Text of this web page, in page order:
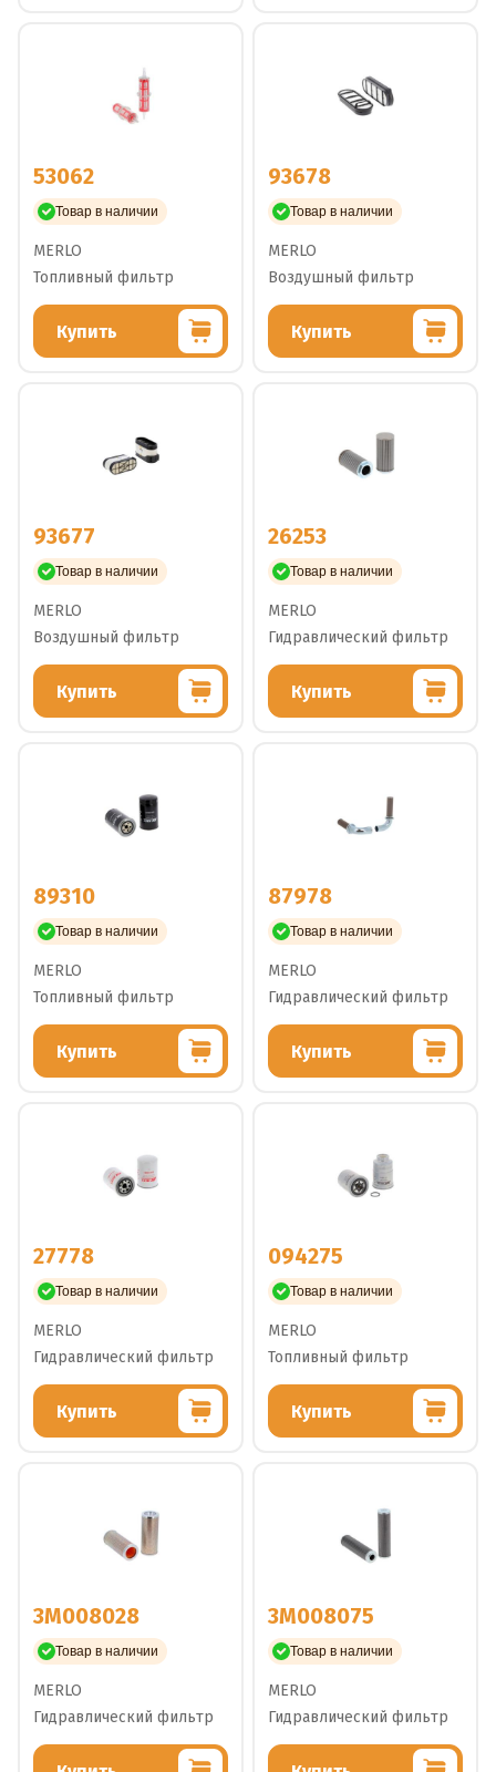
53062
Товар в наличии
MERLO
Топливный фильтр
Купить
93678
Товар в наличии
MERLO
Воздушный фильтр
Купить
93677
Товар в наличии
MERLO
Воздушный фильтр
Купить
26253
Товар в наличии
MERLO
Гидравлический фильтр
Купить
89310
Товар в наличии
MERLO
Топливный фильтр
Купить
87978
Товар в наличии
MERLO
Гидравлический фильтр
Купить
27778
Товар в наличии
MERLO
Гидравлический фильтр
Купить
094275
Товар в наличии
MERLO
Топливный фильтр
Купить
3M008028
Товар в наличии
MERLO
Гидравлический фильтр
3M008075
Товар в наличии
MERLO
Гидравлический фильтр